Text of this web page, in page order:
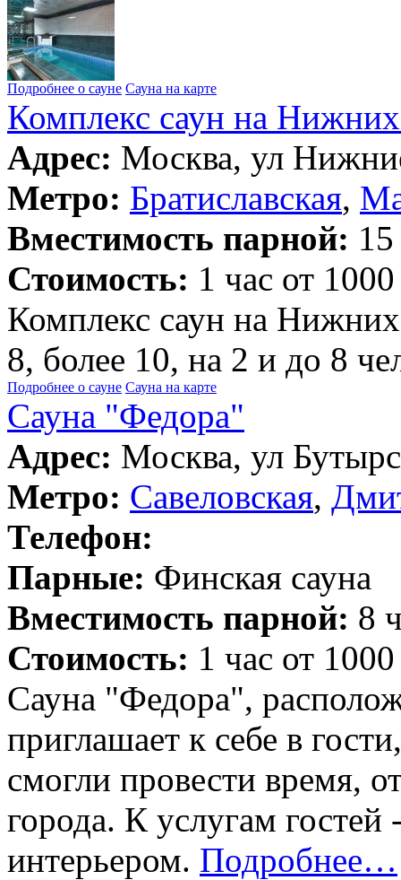
Подробнее о сауне Сауна на карте
Комплекс саун на
Адрес: Москва, ул
Метро: Братиславская,
Вместимость парной:
Стоимость: 1 час от
Комплекс саун на
8, более 10, на 2 и до 8
Подробнее о сауне Сауна на карте
Сауна "Федора"
Адрес: Москва, ул
Метро: Савеловская,
Телефон:
Парные: Финская сауна
Вместимость парной: 8
Стоимость: 1 час от
Сауна "Федора",
приглашает к себе в
смогли провести время,
города. К услугам
интерьером. Подробнее…